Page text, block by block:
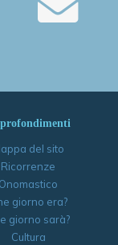
del sito
Ricorrenze
Onomastico
giorno era?
giorno sarà?
Cultura